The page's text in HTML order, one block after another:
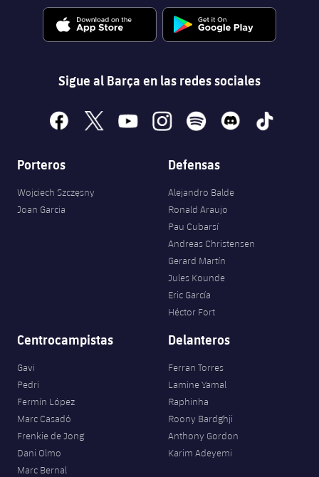
Sigue al Barça en las redes sociales
facebook
x youtubeinstagramspotify discord tiktok
Porteros
Wojciech Szczęsny
Joan Garcia
Defensas
Alejandro Balde
Ronald Araujo
Pau Cubarsí
Andreas Christensen
Gerard Martín
Jules Kounde
Eric García
Héctor Fort
Centrocampistas
Gavi
Pedri
Fermín López
Marc Casadó
Frenkie de Jong
Dani Olmo
Marc Bernal
Delanteros
Ferran Torres
Lamine Yamal
Raphinha
Roony Bardghji
Anthony Gordon
Karim Adeyemi